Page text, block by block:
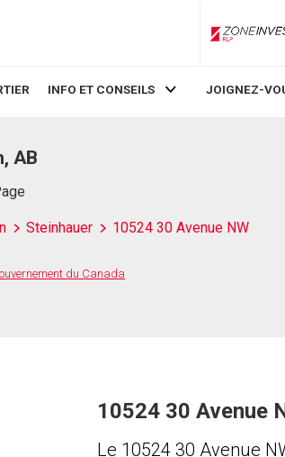
INFO ET CONSEILS JOIGNEZ-
AB
Steinhauer 10524 30 Avenue NW
du Canada
10524 30 Avenue
Le 10524 30 Avenue